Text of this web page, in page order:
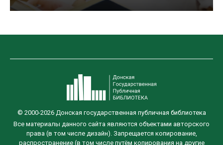
© 2000-2026 Донская государственная публичная библиотека
Все материалы данного сайта являются объектами авторского
права (в том числе дизайн). Запрещается копирование,
распространение (в том числе путём копирования на другие